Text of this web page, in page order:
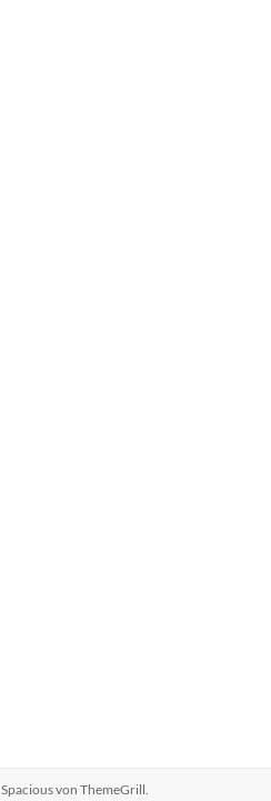
Spaciousvon ThemeGrill.